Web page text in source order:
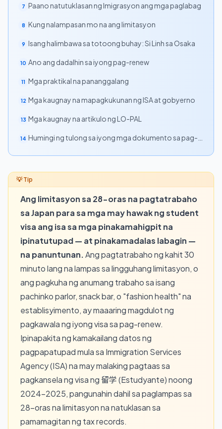
7 Paano natutuklasan ng Imigrasyon ang mga paglabag
8 Kung nalampasan mo na ang limitasyon
9 Isang halimbawa sa totoong buhay: Si Linh sa Osaka
10 Ano ang dadalhin sa iyong pag-renew
11 Mga praktikal na pananggalang
12 Mga kaugnay na mapagkukunan ng ISA at gobyerno
13 Mga kaugnay na artikulo ng LO-PAL
14 Humingi ng tulong sa iyong mga dokumento sa pag-
Ang limitasyon sa 28-oras na pagtatrabaho
sa Japan para sa mga may hawak ng student
visa ang isa sa mga pinakamahigpit na
ipinatutupad — at pinakamadalas labagin —
na panuntunan.Ang pagtatrabaho ng kahit 30
minuto lang na lampas sa lingguhang limitasyon, o
ang pagkuha ng anumang trabaho sa isang
pachinko parlor, snack bar, o "fashion health" na
establisyimento, ay maaaring magdulot ng
pagkawala ng iyong visa sa pag-renew.
Ipinapakita ng kamakailang datos ng
pagpapatupad mula sa Immigration Services
Agency (ISA) na may malaking pagtaas sa
pagkansela ng visa ng 留学 (Estudyante) noong
2024–2025, pangunahin dahil sa paglampas sa
28-oras na limitasyon na natuklasan sa
pamamagitan ng tax records.